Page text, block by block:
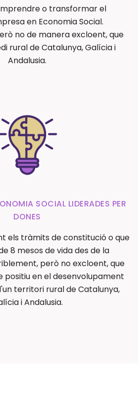
o transformar el
en Economia Social.
no de manera excloent, que
rural de Catalunya, Galícia i
Andalusia.
SOCIAL LIDERADES PER
DONES
els tràmits de constitució o que
8 mesos de vida des de la
però no excloent, que
positiu en el desenvolupament
territori rural de Catalunya,
i Andalusia.